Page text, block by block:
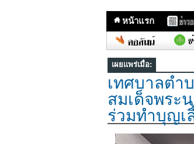
หน้าแรก
เผยแพร่เมื่อ:
เทศบาลตำ
สมเด็จพระ
ร่วมทำบุญเ